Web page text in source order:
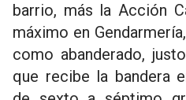
barrio, más la Acción
máximo en
como abanderado,
que recibe la bandera